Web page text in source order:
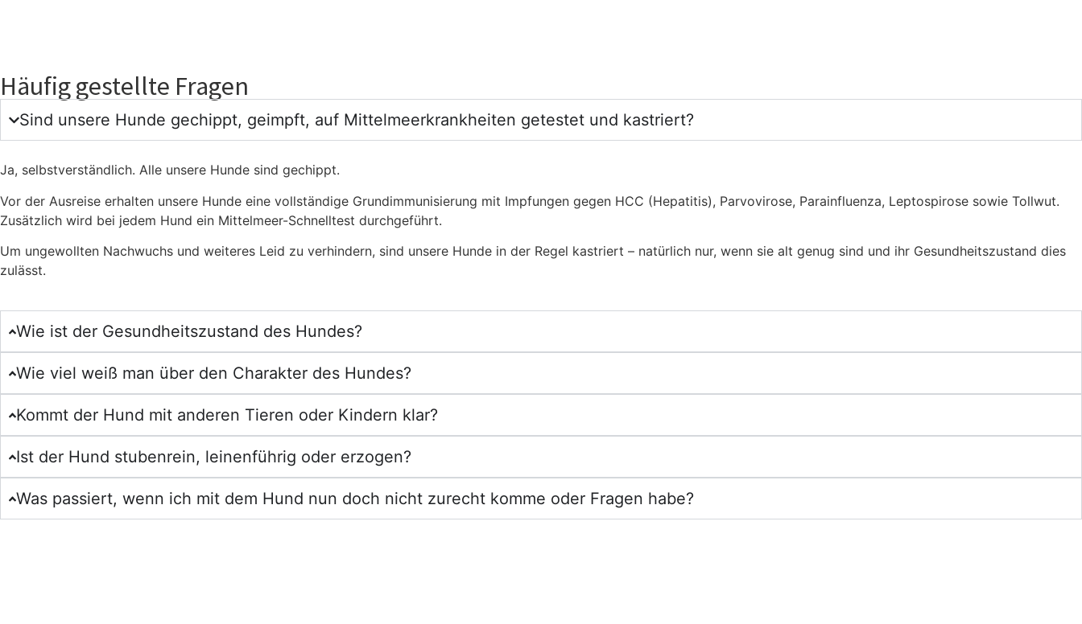
Häufig gestellte Fragen
Sind unsere Hunde gechippt, geimpft, auf Mittelmeerkrankheiten getestet und kastriert?
Ja, selbstverständlich. Alle unsere Hunde sind gechippt.
Vor der Ausreise erhalten unsere Hunde eine vollständige Grundimmunisierung mit Impfungen gegen HCC (Hepatitis), Parvovirose, Parainfluenza, Leptospirose sowie Tollwut.
Zusätzlich wird bei jedem Hund ein Mittelmeer-Schnelltest durchgeführt.
Um ungewollten Nachwuchs und weiteres Leid zu verhindern, sind unsere Hunde in der Regel kastriert – natürlich nur, wenn sie alt genug sind und ihr Gesundheitszustand dies
zulässt.
Wie ist der Gesundheitszustand des Hundes?
Wie viel weiß man über den Charakter des Hundes?
Kommt der Hund mit anderen Tieren oder Kindern klar?
Ist der Hund stubenrein, leinenführig oder erzogen?
Was passiert, wenn ich mit dem Hund nun doch nicht zurecht komme oder Fragen habe?